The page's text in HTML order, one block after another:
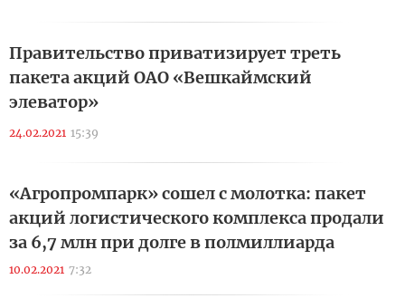
Правительство приватизирует треть
пакета акций ОАО «Вешкаймский
элеватор»
24.02.2021 15:39
«Агропромпарк» сошел с молотка: пакет
акций логистического комплекса продали
за 6,7 млн при долге в полмиллиарда
10.02.2021 7:32